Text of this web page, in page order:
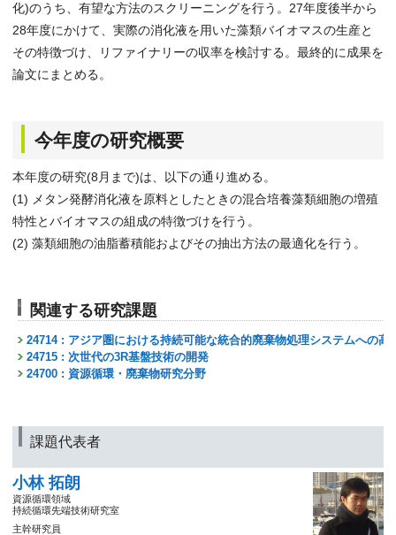
化)のうち、有望な方法のスクリーニングを行う。27年度後半から
28年度にかけて、実際の消化液を用いた藻類バイオマスの生産と
その特徴づけ、リファイナリーの収率を検討する。最終的に成果を
論文にまとめる。
今年度の研究概要
本年度の研究(8月まで)は、以下の通り進める。
(1) メタン発酵消化液を原料としたときの混合培養藻類細胞の増殖
特性とバイオマスの組成の特徴づけを行う。
(2) 藻類細胞の油脂蓄積能およびその抽出方法の最適化を行う。
関連する研究課題
24714 : アジア圏における持続可能な統合的廃棄物処理システムへの高
24715 : 次世代の3R基盤技術の開発
24700 : 資源循環・廃棄物研究分野
課題代表者
小林 拓朗
資源循環領域
持続循環先端技術研究室
主幹研究員